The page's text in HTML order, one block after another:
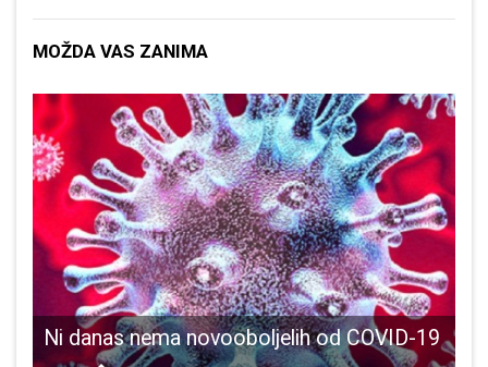
MOŽDA VAS ZANIMA
Ni danas nema novooboljelih od COVID-19